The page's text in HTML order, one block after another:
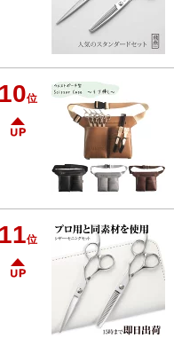
10位
11位